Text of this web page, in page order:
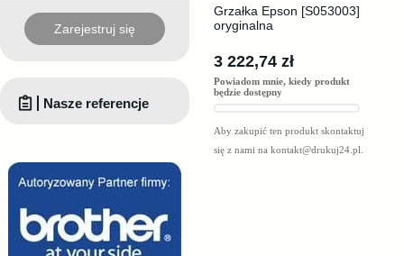
Grzałka Epson [S053003]
oryginalna
3 222,74 zł
Powiadom mnie, kiedy produkt
będzie dostępny
Aby zakupić ten produkt skontaktuj
się z nami na kontakt@drukuj24.pl
Zarejestruj się
Nasze referencje